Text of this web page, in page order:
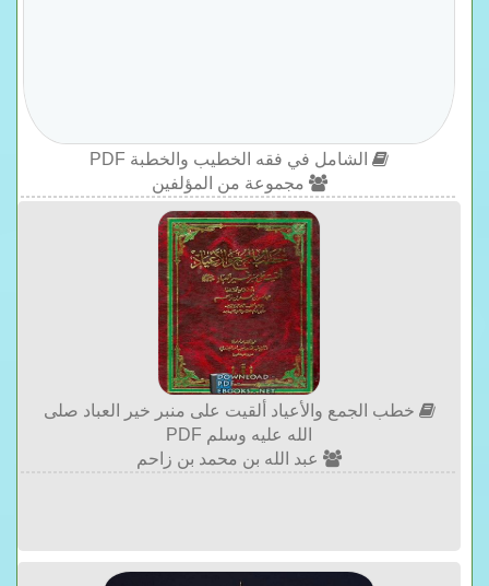
الشامل في فقه الخطيب والخطبة PDF
مجموعة من المؤلفين
خطب الجمع والأعياد ألقيت على منبر خير العباد صلى
الله عليه وسلم PDF
عبد الله بن محمد بن زاحم